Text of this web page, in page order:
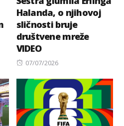
Halanda, o njihovoj
sličnosti bruje
društvene mreže
VIDEO
Posted
07/07/2026